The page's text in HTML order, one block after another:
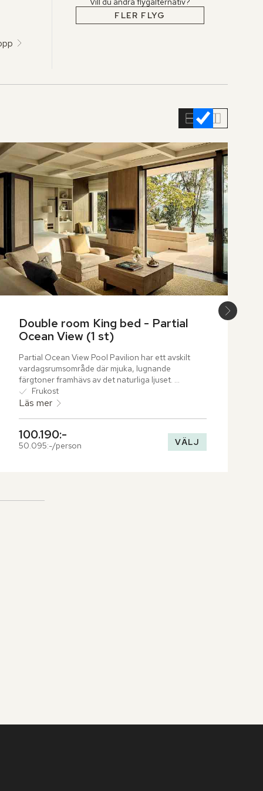
FLER FLYG
Double room King bed - Partial
Ocean View (1 st)
Partial Ocean View Pool Pavilion har ett avskilt
vardagsrumsområde där mjuka, lugnande
färgtoner framhävs av det naturliga ljuset.
Terrassen bjuder in till avkoppling med en bekväm
dagbädd och en svalkande plunge pool.
Frukost
Läs mer
100.190:-
50.095:-/person VÄLJ